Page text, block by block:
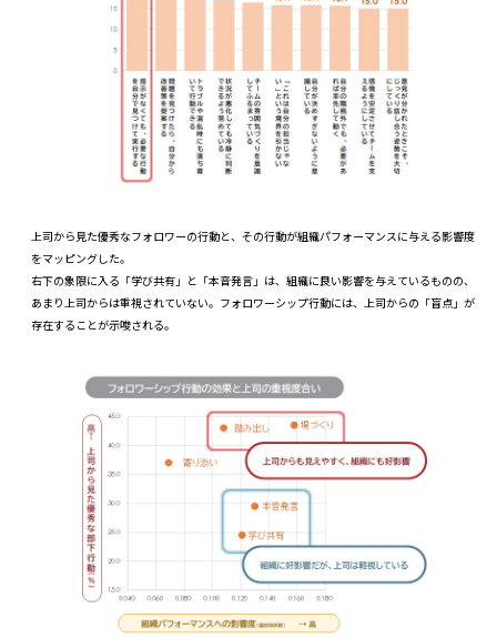
上司から見た優秀なフォロワーの行動と、その行動が組織パフォーマンスに与える影響度
をマッピングした。
右下の象限に入る「学び共有」と「本音発言」は、組織に良い影響を与えているものの、
あまり上司からは重視されていない。フォロワーシップ行動には、上司からの「盲点」が
存在することが示唆される。